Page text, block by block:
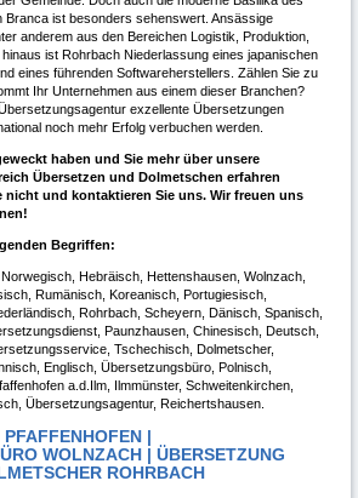
Branca ist besonders sehenswert. Ansässige
anderem aus den Bereichen Logistik, Produktion,
ist Rohrbach Niederlassung eines japanischen
eines führenden Softwareherstellers. Zählen Sie zu
Ihr Unternehmen aus einem dieser Branchen?
exzellente Übersetzungen
noch mehr Erfolg verbuchen werden.
haben und Sie mehr über unsere
Übersetzen und Dolmetschen erfahren
nicht und kontaktieren Sie uns. Wir freuen uns
Begriffen:
Hebräisch, Hettenshausen, Wolnzach,
Rumänisch, Koreanisch, Portugiesisch,
Rohrbach, Scheyern, Dänisch, Spanisch,
Paunzhausen, Chinesisch, Deutsch,
Tschechisch, Dolmetscher,
Englisch, Übersetzungsbüro, Polnisch,
a.d.Ilm, Ilmmünster, Schweitenkirchen,
Übersetzungsagentur, Reichertshausen.
|
WOLNZACH | ÜBERSETZUNG
ROHRBACH